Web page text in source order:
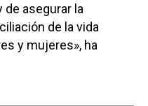
asegurar la
de la vida
y mujeres», ha